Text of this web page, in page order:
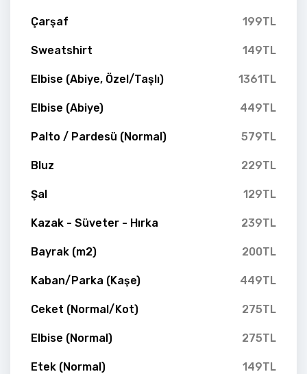
Çarşaf 199TL
Sweatshirt 149TL
Elbise (Abiye, Özel/Taşlı) 1361TL
Elbise (Abiye) 449TL
Palto / Pardesü (Normal) 579TL
Bluz 229TL
Şal 129TL
Kazak - Süveter - Hırka 239TL
Bayrak (m2) 200TL
Kaban/Parka (Kaşe) 449TL
Ceket (Normal/Kot) 275TL
Elbise (Normal) 275TL
Etek (Normal) 149TL